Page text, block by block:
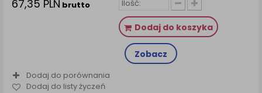
67,35 PLN brutto
Dodaj do koszyka
Zobacz
Dodaj do porównania
Dodaj do listy życzeń
Polityka prywatności (rozwiń)
Klauzula Informacyjna (rozwiń)
Lista Zaufanych Partnerów (rozwiń)